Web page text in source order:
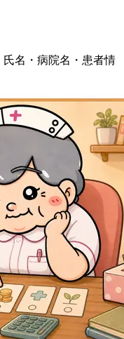
名・病院名・患者情